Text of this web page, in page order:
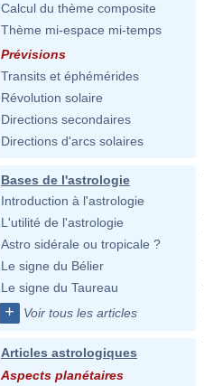
Calcul du thème composite
Thème mi-espace mi-temps
Prévisions
Transits et éphémérides
Révolution solaire
Directions secondaires
Directions d'arcs solaires
Bases de l'astrologie
Introduction à l'astrologie
L'utilité de l'astrologie
Astro sidérale ou tropicale ?
Le signe du Bélier
Le signe du Taureau
+ Voir tous les articles
Articles astrologiques
Aspects planétaires